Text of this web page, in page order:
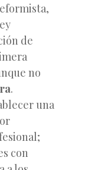
de
no
.
una
con